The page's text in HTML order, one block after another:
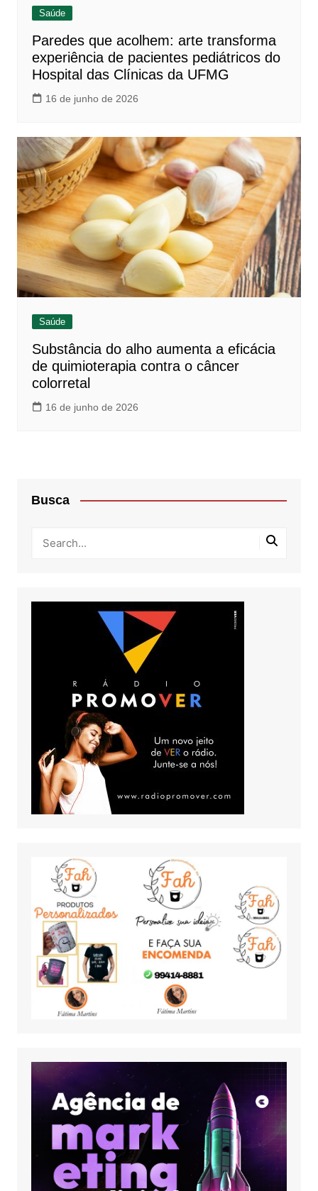
Saúde
Paredes que acolhem: arte transforma
experiência de pacientes pediátricos do
Hospital das Clínicas da UFMG
16 de junho de 2026
Saúde
Substância do alho aumenta a eficácia
de quimioterapia contra o câncer
colorretal
16 de junho de 2026
Busca